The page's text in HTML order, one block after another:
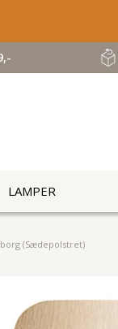
LAMPER
(Sædepolstret)